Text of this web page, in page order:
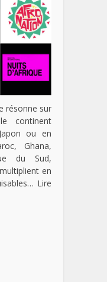
résonne sur
continent
ou en
Ghana,
du Sud,
en
Lire